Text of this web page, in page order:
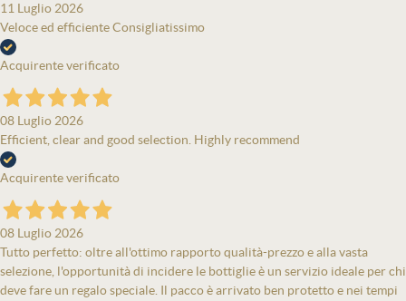
11 Luglio 2026
Veloce ed efficiente Consigliatissimo
Acquirente verificato
08 Luglio 2026
Efficient, clear and good selection. Highly recommend
Acquirente verificato
08 Luglio 2026
Tutto perfetto: oltre all'ottimo rapporto qualità-prezzo e alla vasta
selezione, l'opportunità di incidere le bottiglie è un servizio ideale per chi
deve fare un regalo speciale. Il pacco è arrivato ben protetto e nei tempi